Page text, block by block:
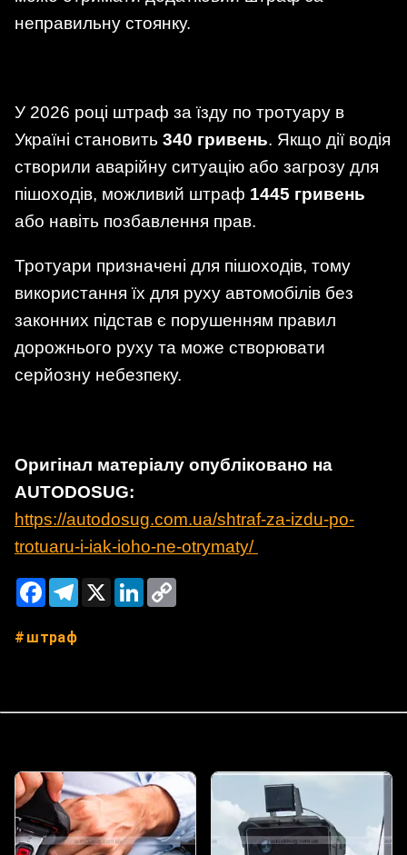
неправильну стоянку.
У 2026 році штраф за їзду по тротуару в
Україні становить 340 гривень. Якщо дії водія
створили аварійну ситуацію або загрозу для
пішоходів, можливий штраф 1445 гривень
або навіть позбавлення прав.
Тротуари призначені для пішоходів, тому
використання їх для руху автомобілів без
законних підстав є порушенням правил
дорожнього руху та може створювати
серйозну небезпеку.
Оригінал матеріалу опубліковано на
AUTODOSUG:
https://autodosug.com.ua/shtraf-za-izdu-po-
trotuaru-i-iak-ioho-ne-otrymaty/
FacebookTelegram
X LinkedIn
штраф